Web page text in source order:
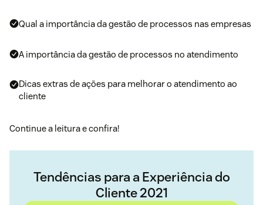
Qual a importância da gestão de processos nas empresas
A importância da gestão de processos no atendimento
Dicas extras de ações para melhorar o atendimento ao
cliente
Continue a leitura e confira!
Tendências para a Experiência do
Cliente 2021